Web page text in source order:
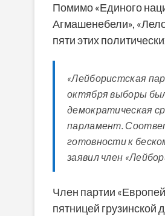
Помимо «Единого
Агмашенебели»,
пяти этих
«Лейбористская
октября выборы
демократическая
парламент.
готовности к
заявил член
Член партии
пятницей грузинской